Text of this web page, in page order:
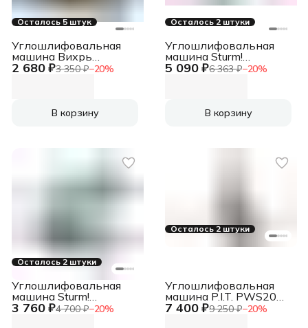
Осталось 5 штук
2 680 ₽3 350 ₽−20%
Углошлифовальная
машина Вихрь
УШМ-125/800 800Вт
В корзину
Осталось 2 штуки
5 090 ₽6 363 ₽−20%
Углошлифовальная
машина Sturm!
AG9514E 1100Вт
В корзину
Осталось 2 штуки
3 760 ₽4 700 ₽−20%
Углошлифовальная
машина Sturm!
AG95125 900Вт
Осталось 2 штуки
7 400 ₽9 250 ₽−20%
Углошлифовальная
машина P.I.T. PWS20H-
125C/1 8500об/мин